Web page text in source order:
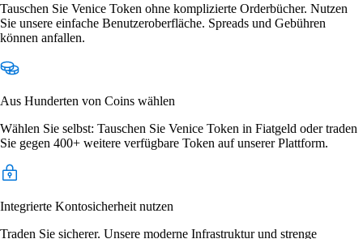
Tauschen Sie Venice Token ohne komplizierte Orderbücher. Nutzen
Sie unsere einfache Benutzeroberfläche. Spreads und Gebühren
können anfallen.
Aus Hunderten von Coins wählen
Wählen Sie selbst: Tauschen Sie Venice Token in Fiatgeld oder traden
Sie gegen 400+ weitere verfügbare Token auf unserer Plattform.
Integrierte Kontosicherheit nutzen
Traden Sie sicherer. Unsere moderne Infrastruktur und strenge